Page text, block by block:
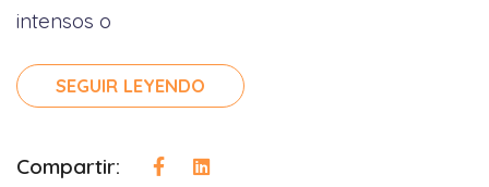
intensos o
SEGUIR LEYENDO
Compartir: